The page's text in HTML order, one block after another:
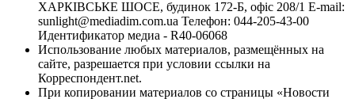
ХАРКІВСЬКЕ ШОСЕ, будинок 172-Б, офіс 208/1 E-mail:
sunlight@mediadim.com.ua Телефон: 044-205-43-00
Идентификатор медиа - R40-06068
Использование любых материалов, размещённых на
сайте, разрешается при условии ссылки на
Корреспондент.net.
При копировании материалов со страницы «Новости